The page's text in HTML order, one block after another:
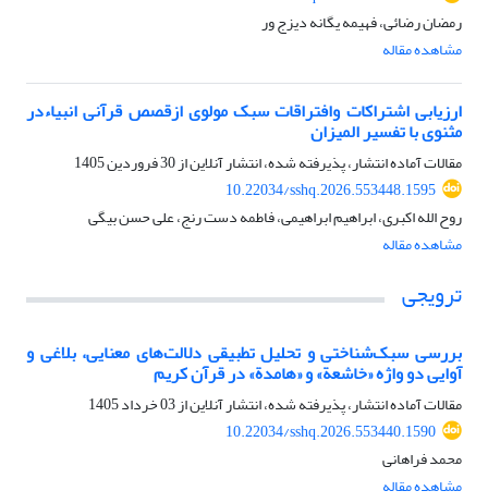
رمضان رضائی، فهیمه یگانه دیزج ور
مشاهده مقاله
ارزیابی اشتراکات وافتراقات سبک مولوی ازقصص قرآنی انبیاءدر
مثنوی با تفسیر المیزان
مقالات آماده انتشار، پذیرفته شده، انتشار آنلاین از30 فروردین 1405
10.22034/sshq.2026.553448.1595
روح الله اکبری، ابراهیم ابراهیمی، فاطمه دست رنج، علی حسن بیگی
مشاهده مقاله
ترویجی
بررسی سبک‌شناختی و تحلیل تطبیقی دلالت‌های معنایی، بلاغی و
آوایی دو واژه «خاشعة» و «هامدة» در قرآن کریم
مقالات آماده انتشار، پذیرفته شده، انتشار آنلاین از03 خرداد 1405
10.22034/sshq.2026.553440.1590
محمد فراهانی
مشاهده مقاله